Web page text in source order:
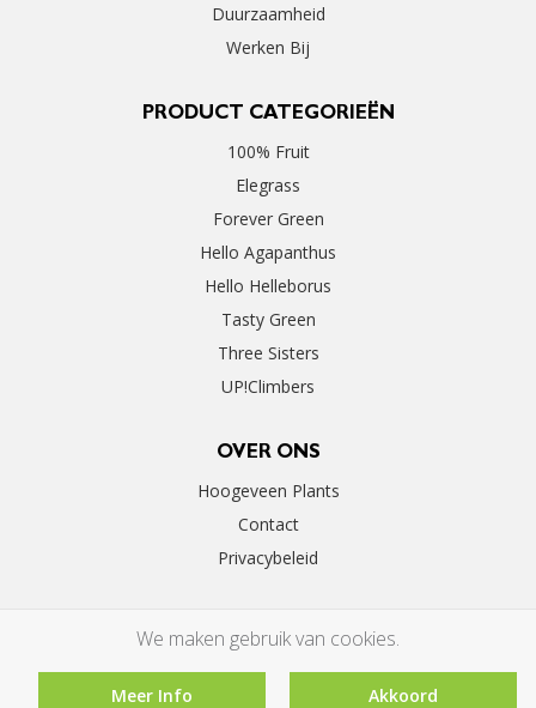
Duurzaamheid
Werken Bij
PRODUCT CATEGORIEËN
100% Fruit
Elegrass
Forever Green
Hello Agapanthus
Hello Helleborus
Tasty Green
Three Sisters
UP!Climbers
OVER ONS
Hoogeveen Plants
Contact
Privacybeleid
We maken gebruik van cookies.
Meer Info Akkoord